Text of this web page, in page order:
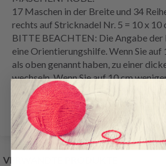
17 Maschen in der Breite und 34
rechts auf Stricknadel Nr. 5 = 10 x 10
BITTE BEACHTEN: Die Angabe
eine Orientierungshilfe. Wenn Sie auf
als oben genannt haben, zu einer
wechseln. Wenn Sie auf 10 cm
genannt haben, zu einer dünneren
VERWANDTE PRODUKTE